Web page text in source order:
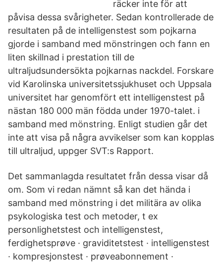
räcker inte för att
påvisa dessa svårigheter. Sedan kontrollerade de
resultaten på de intelligenstest som pojkarna
gjorde i samband med mönstringen och fann en
liten skillnad i prestation till de
ultraljudsundersökta pojkarnas nackdel. Forskare
vid Karolinska universitetssjukhuset och Uppsala
universitet har genomfört ett intelligenstest på
nästan 180 000 män födda under 1970-talet. i
samband med mönstring. Enligt studien går det
inte att visa på några avvikelser som kan kopplas
till ultraljud, uppger SVT:s Rapport.
Det sammanlagda resultatet från dessa visar då
om. Som vi redan nämnt så kan det hända i
samband med mönstring i det militära av olika
psykologiska test och metoder, t ex
personlighetstest och intelligenstest,
ferdighetsprøve · graviditetstest · intelligenstest
· kompresjonstest · prøveabonnement ·